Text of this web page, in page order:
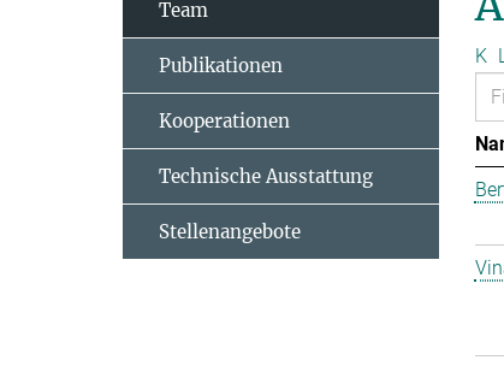
K
Team
Publikationen
Kooperationen
Technische Ausstattung
Stellenangebote